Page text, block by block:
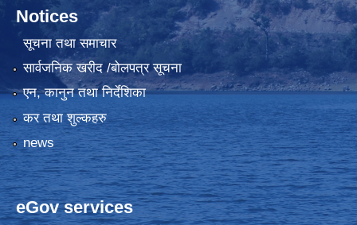
Notices
सूचना तथा समाचार
सार्वजनिक खरीद /बोलपत्र सूचना
एन, कानुन तथा निर्देशिका
कर तथा शुल्कहरु
news
eGov services